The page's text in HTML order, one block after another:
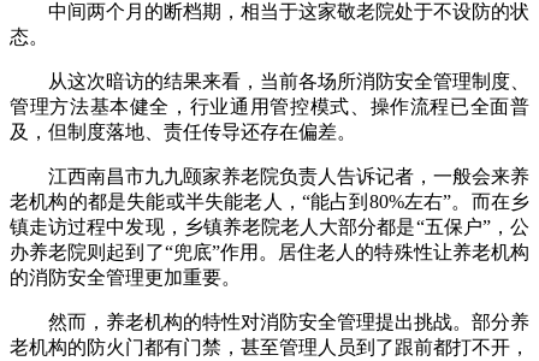
中间两个月的断档期，相当于这家敬老院处于不设防的状
态。
从这次暗访的结果来看，当前各场所消防安全管理制度、
管理方法基本健全，行业通用管控模式、操作流程已全面普
及，但制度落地、责任传导还存在偏差。
江西南昌市九九颐家养老院负责人告诉记者，一般会来养
老机构的都是失能或半失能老人，“能占到80%左右”。而在乡
镇走访过程中发现，乡镇养老院老人大部分都是“五保户”，公
办养老院则起到了“兜底”作用。居住老人的特殊性让养老机构
的消防安全管理更加重要。
然而，养老机构的特性对消防安全管理提出挑战。部分养
老机构的防火门都有门禁，甚至管理人员到了跟前都打不开，